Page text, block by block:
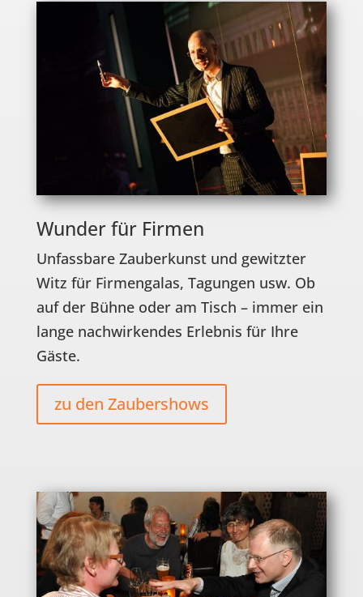
Wunder für Firmen
Unfassbare Zauberkunst und gewitzter
Witz für Firmengalas, Tagungen usw. Ob
auf der Bühne oder am Tisch – immer ein
lange nachwirkendes Erlebnis für Ihre
Gäste.
zu den Zaubershows